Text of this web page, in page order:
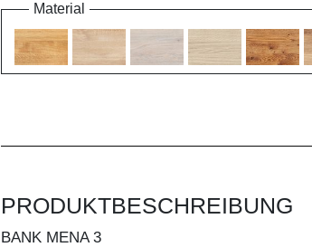
Material
PRODUKTBESCHREIBUNG
BANK MENA 3